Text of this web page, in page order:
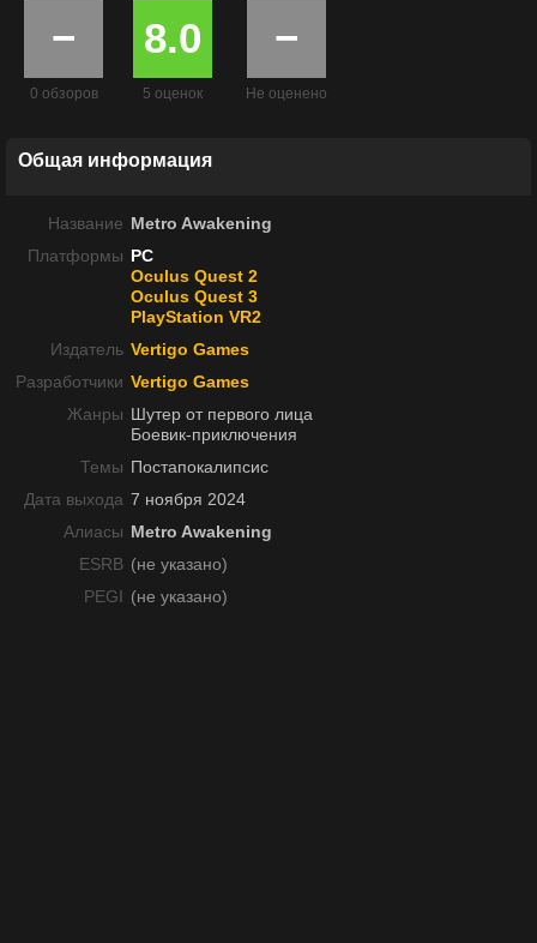
−
0 обзоров
8.0
5 оценок
−
Не оценено
Общая информация
Название Metro Awakening
Платформы PC
Oculus Quest 2
Oculus Quest 3
PlayStation VR2
Издатель Vertigo Games
Разработчики Vertigo Games
Жанры Шутер от первого лица
Боевик-приключения
Темы Постапокалипсис
Дата выхода 7 ноября 2024
Алиасы Metro Awakening
ESRB (не указано)
PEGI (не указано)